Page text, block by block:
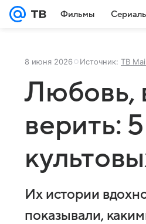
Фильмы
8 июня 2026 Источник: ТВ Mail
Любовь,
верить:
Их истории
показывали,